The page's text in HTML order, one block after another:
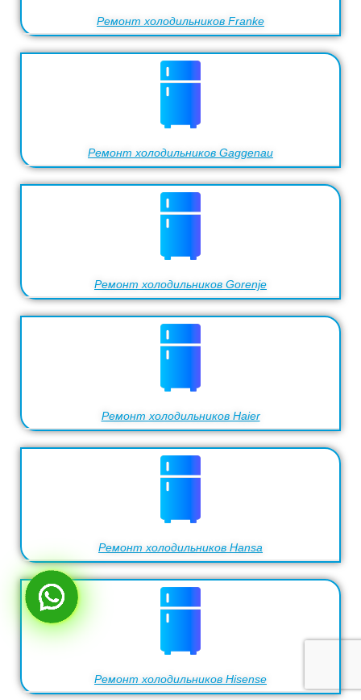
Ремонт холодильников Franke
Ремонт холодильников Gaggenau
Ремонт холодильников Gorenje
Ремонт холодильников Haier
Ремонт холодильников Hansa
Ремонт холодильников Hisense